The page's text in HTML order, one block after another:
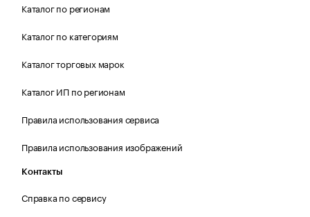
Каталог по регионам
Каталог по категориям
Каталог торговых марок
Каталог ИП по регионам
Правила использования сервиса
Правила использования изображений
Контакты
Справка по сервису